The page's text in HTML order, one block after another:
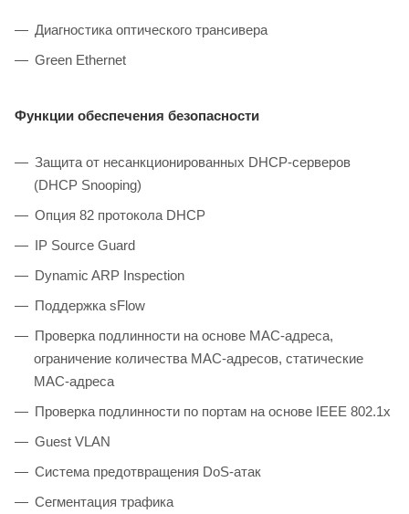
Диагностика оптического трансивера
Green Ethernet
Функции обеспечения безопасности
Защита от несанкционированных DHCP-серверов
(DHCP Snooping)
Опция 82 протокола DHCP
IP Source Guard
Dynamic ARP Inspection
Поддержка sFlow
Проверка подлинности на основе MAC-адреса,
ограничение количества MAC-адресов, статические
MAC-адреса
Проверка подлинности по портам на основе IEEE 802.1x
Guest VLAN
Система предотвращения DoS-атак
Сегментация трафика